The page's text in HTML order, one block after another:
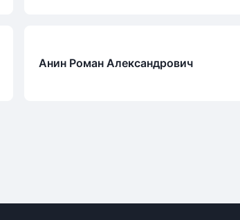
Анин Роман Александрович